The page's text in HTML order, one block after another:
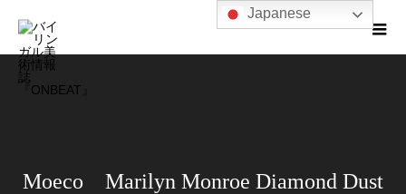
Moeco Marilyn Monroe Diamond Dust
Japanese